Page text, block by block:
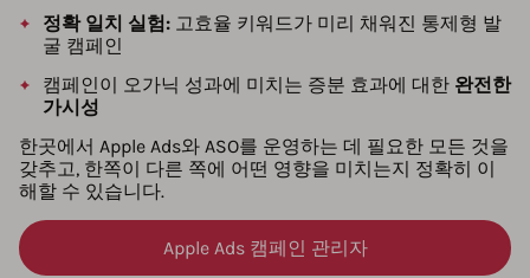
정확 일치 실험: 고효율 키워드가 미리 채워진 통제형 발
굴 캠페인
캠페인이 오가닉 성과에 미치는 증분 효과에 대한 완전한
가시성
한곳에서 Apple Ads와 ASO를 운영하는 데 필요한 모든 것을
갖추고, 한쪽이 다른 쪽에 어떤 영향을 미치는지 정확히 이
해할 수 있습니다.
Apple Ads 캠페인 관리자